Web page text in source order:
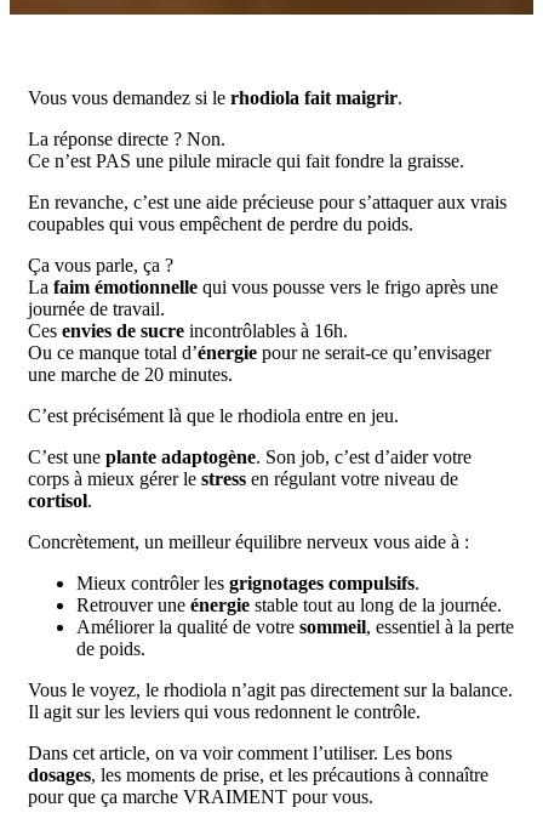
Vous vous demandez si le rhodiola fait maigrir.
La réponse directe ? Non.
Ce n’est PAS une pilule miracle qui fait fondre la graisse.
En revanche, c’est une aide précieuse pour s’attaquer aux vrais
coupables qui vous empêchent de perdre du poids.
Ça vous parle, ça ?
La faim émotionnelle qui vous pousse vers le frigo après une
journée de travail.
Ces envies de sucre incontrôlables à 16h.
Ou ce manque total d’énergie pour ne serait-ce qu’envisager
une marche de 20 minutes.
C’est précisément là que le rhodiola entre en jeu.
C’est une plante adaptogène. Son job, c’est d’aider votre
corps à mieux gérer le stress en régulant votre niveau de
cortisol.
Concrètement, un meilleur équilibre nerveux vous aide à :
Mieux contrôler les grignotages compulsifs.
Retrouver une énergie stable tout au long de la journée.
Améliorer la qualité de votre sommeil, essentiel à la perte
de poids.
Vous le voyez, le rhodiola n’agit pas directement sur la balance.
Il agit sur les leviers qui vous redonnent le contrôle.
Dans cet article, on va voir comment l’utiliser. Les bons
dosages, les moments de prise, et les précautions à connaître
pour que ça marche VRAIMENT pour vous.